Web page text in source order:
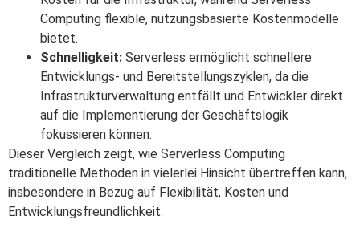
Computing flexible, nutzungsbasierte Kostenmodelle
bietet.
Schnelligkeit: Serverless ermöglicht schnellere
Entwicklungs- und Bereitstellungszyklen, da die
Infrastrukturverwaltung entfällt und Entwickler direkt
auf die Implementierung der Geschäftslogik
fokussieren können.
Dieser Vergleich zeigt, wie Serverless Computing
traditionelle Methoden in vielerlei Hinsicht übertreffen kann,
insbesondere in Bezug auf Flexibilität, Kosten und
Entwicklungsfreundlichkeit.